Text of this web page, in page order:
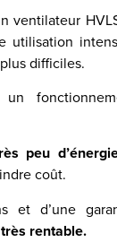
ventilateur
utilisation
difficiles.
peu
coût.
et d’une
rentable.